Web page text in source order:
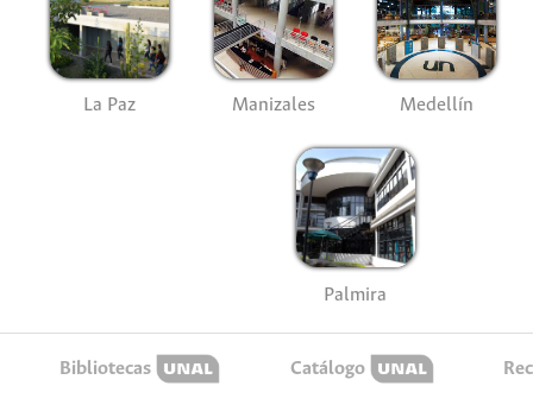
La Paz Manizales Medellín
Palmira
Bibliotecas Catálogo